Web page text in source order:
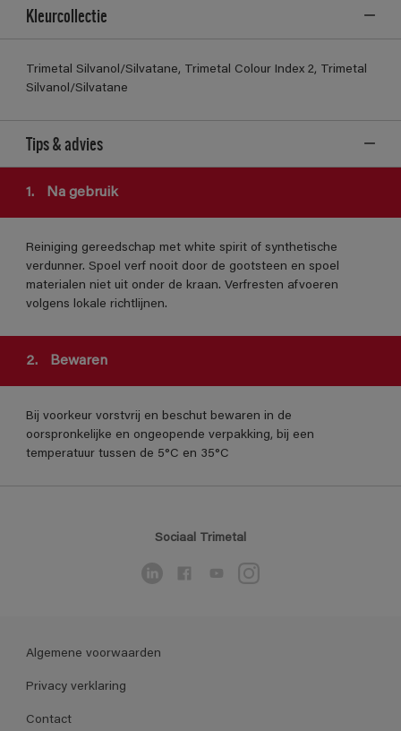
Kleurcollectie
Trimetal Silvanol/Silvatane, Trimetal Colour Index 2, Trimetal
Silvanol/Silvatane
Tips & advies
1. Na gebruik
Reiniging gereedschap met white spirit of synthetische
verdunner. Spoel verf nooit door de gootsteen en spoel
materialen niet uit onder de kraan. Verfresten afvoeren
volgens lokale richtlijnen.
2. Bewaren
Bij voorkeur vorstvrij en beschut bewaren in de
oorspronkelijke en ongeopende verpakking, bij een
temperatuur tussen de 5°C en 35°C
Sociaal Trimetal
Algemene voorwaarden
Privacy verklaring
Contact